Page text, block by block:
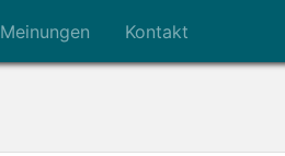
Meinungen Kontakt